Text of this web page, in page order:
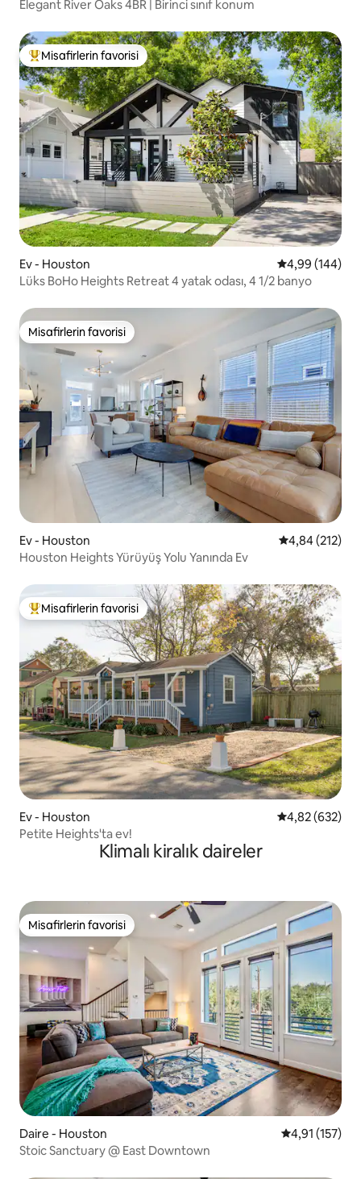
Elegant River Oaks 4BR | Birinci sınıf konum
Misafirlerin favorilerinden en beğenilenler arasında
Misafirlerin favorisi
Ev - Houston 5 üzerinden
4,99 (144)
Lüks BoHo Heights Retreat 4 yatak odası, 4 1/2 banyo
Misafirlerin favorisi
Misafirlerin favorisi
Ev - Houston 5 üzerinden
4,84 (212)
Houston Heights Yürüyüş Yolu Yanında Ev
Misafirlerin favorilerinden en beğenilenler arasında
Misafirlerin favorisi
Ev - Houston 5 üzerinden
4,82 (632)
Petite Heights'ta ev!
Klimalı kiralık daireler
Misafirlerin favorisi
Misafirlerin favorisi
Daire - Houston 5 üzerinden
4,91 (157)
Stoic Sanctuary @ East Downtown